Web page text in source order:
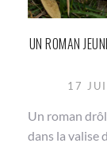
UN ROMAN
17
Un roman
dans la valise